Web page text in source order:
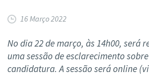
16 Março 2022
No dia 22 de março, às 14h00, será
uma sessão de esclarecimento
candidatura. A sessão será online